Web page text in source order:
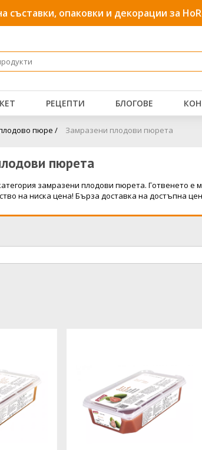
съставки, опаковки и декорации за
РЕЦЕПТИ БЛОГОВЕ
пюре / Замразени плодови пюрета
пюрета
замразени плодови пюрета. Готвенето е
на ниска цена! Бърза доставка на достъпна